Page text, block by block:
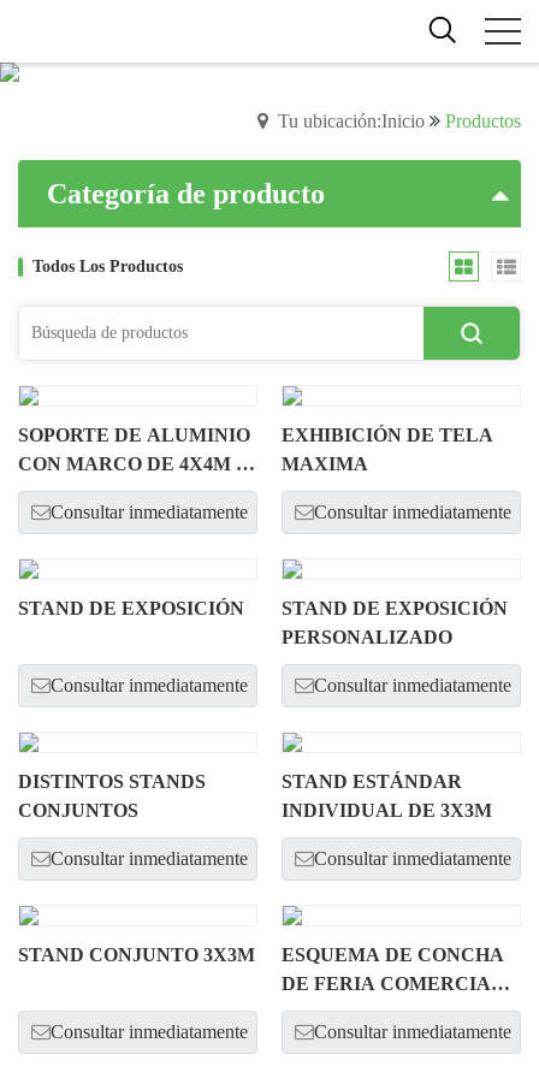
Tu ubicación:Inicio Productos
Categoría de producto
Todos Los Productos
SOPORTE DE ALUMINIO
CON MARCO DE 4X4M Y
40MM CON IMPRESIÓN
EN TELA
Consultar inmediatamente
EXHIBICIÓN DE TELA
MAXIMA
Consultar inmediatamente
STAND DE EXPOSICIÓN
Consultar inmediatamente
STAND DE EXPOSICIÓN
PERSONALIZADO
Consultar inmediatamente
DISTINTOS STANDS
CONJUNTOS
Consultar inmediatamente
STAND ESTÁNDAR
INDIVIDUAL DE 3X3M
Consultar inmediatamente
STAND CONJUNTO 3X3M
Consultar inmediatamente
ESQUEMA DE CONCHA
DE FERIA COMERCIAL
FERIA/STAND DE
EXPOSICIÓN
Consultar inmediatamente